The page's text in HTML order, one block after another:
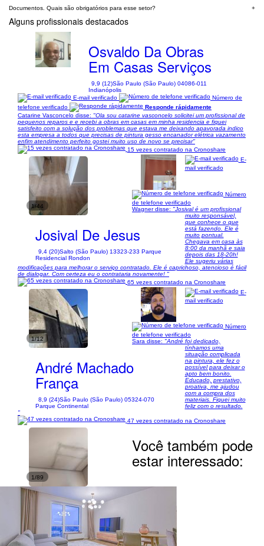
Documentos. Quais são obrigatórios para esse setor?
+
Alguns profissionais destacados
Osvaldo Da Obras
Em Casas Serviços
9,9 (12)São Paulo (São Paulo) 04086-011
Indianópolis
E-mail verificado
Número de
telefone verificado
Responde rápidamente
Catarine Vasconcelo disse: "Ola sou catarine vasconcelo solicitei um profissional de
pequenos reparos e e recebi a obras em casas em minha residencia e fiquei
satisfeito com a solução dos problemas que estava me deixando apavorada indico
esta empresa a todos que precisas de pintura gesso encanador elétrica vazamento
enfim atendimento perfeito gostei muito uso de novo se precisar"
15 vezes contratado na Cronoshare
1/44
Josival De Jesus
9,4 (20)Salto (São Paulo) 13323-233 Parque
Residencial Rondon
E-
mail verificado
Número
de telefone verificado
Wagner disse: "Josival é um profissional
muito responsável,
que conhece o que
está fazendo. Ele é
muito pontual.
Chegava em casa às
8:00 da manhã e saia
depois das 18-20h!
Ele sugeriu várias
modificações para melhorar o serviço contratado. Ele é caprichoso, atencioso é fácil
de dialogar. Com certeza eu o contrataria novamente! "
65 vezes contratado na Cronoshare
1/12
André Machado
França
8,9 (24)São Paulo (São Paulo) 05324-070
Parque Continental
E-
mail verificado
Número
de telefone verificado
Sara disse: "André foi dedicado,
tínhamos uma
situação complicada
na pintura, ele fez o
possível para deixar o
apto bem bonito.
Educado, prestativo,
proativa, me ajudou
com a compra dos
materiais. Fiquei muito
feliz com o resultado.
"
47 vezes contratado na Cronoshare
1/89
Você também pode
estar interessado: